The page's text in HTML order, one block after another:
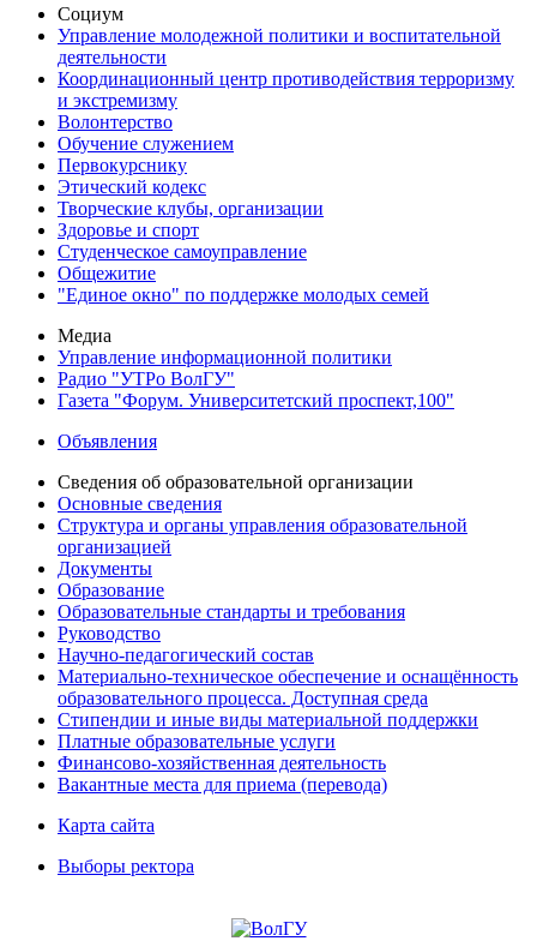
Социум
Управление молодежной политики и воспитательной
деятельности
Координационный центр противодействия терроризму
и экстремизму
Волонтерство
Обучение служением
Первокурснику
Этический кодекс
Творческие клубы, организации
Здоровье и спорт
Студенческое самоуправление
Общежитие
"Единое окно" по поддержке молодых семей
Медиа
Управление информационной политики
Радио "УТРо ВолГУ"
Газета "Форум. Университетский проспект,100"
Объявления
Сведения об образовательной организации
Основные сведения
Структура и органы управления образовательной
организацией
Документы
Образование
Образовательные стандарты и требования
Руководство
Научно-педагогический состав
Материально-техническое обеспечение и оснащённость
образовательного процесса. Доступная среда
Стипендии и иные виды материальной поддержки
Платные образовательные услуги
Финансово-хозяйственная деятельность
Вакантные места для приема (перевода)
Карта сайта
Выборы ректора